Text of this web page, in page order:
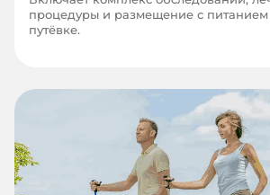
процедуры и размещение с питанием
путёвке.